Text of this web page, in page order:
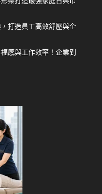
打造員工高效舒壓與企
感與工作效率！企業到